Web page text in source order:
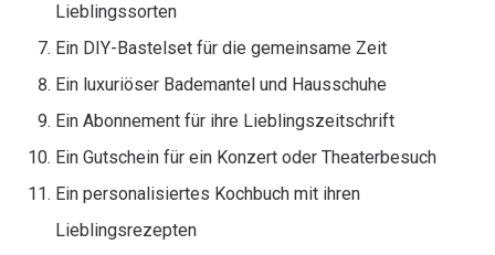
Lieblingssorten
Ein DIY-Bastelset für die gemeinsame Zeit
Ein luxuriöser Bademantel und Hausschuhe
Ein Abonnement für ihre Lieblingszeitschrift
Ein Gutschein für ein Konzert oder Theaterbesuch
Ein personalisiertes Kochbuch mit ihren
Lieblingsrezepten